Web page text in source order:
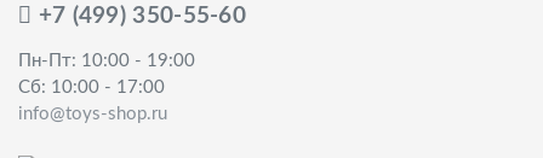
+7 (499) 350-55-60
Пн-Пт: 10:00 - 19:00
Сб: 10:00 - 17:00
info@toys-shop.ru